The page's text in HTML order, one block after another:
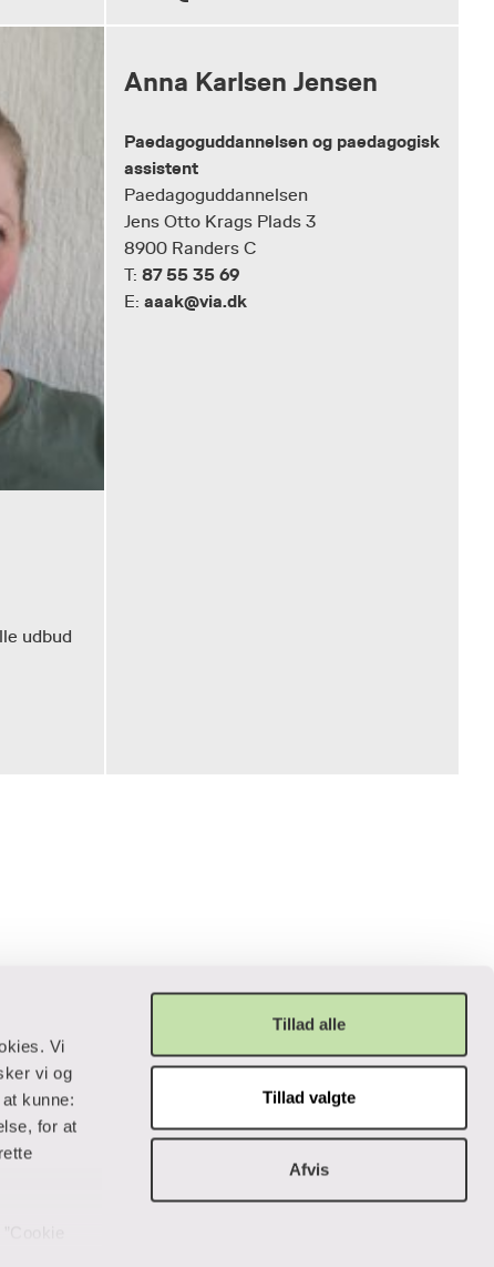
Vi
vi og
kunne:
for at
Tillad alle
Tillad valgte
Afvis
udbud
Anna Karlsen Jensen
Paedagoguddannelsen og paedagogisk
assistent
Paedagoguddannelsen
Jens Otto Krags Plads 3
8900 Randers C
T: 87 55 35 69
E: aaak@via.dk
Privatliv og lovgivning
Data og privatliv